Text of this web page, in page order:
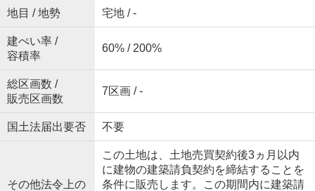
地目 / 地勢 宅地 / -
建ぺい率 /
容積率
60% / 200%
総区画数 /
販売区画数
7区画 / -
国土法届出要否 不要
その他法令上の
この土地は、土地売買契約後3ヵ月以内
に建物の建築請負契約を締結することを
条件に販売します。この期間内に建築請